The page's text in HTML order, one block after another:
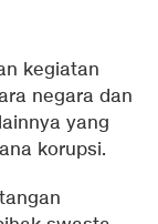
kegiatan
negara dan
yang
korupsi.